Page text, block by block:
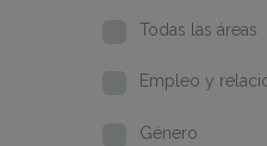
Todas las áreas
Empleo y
Género